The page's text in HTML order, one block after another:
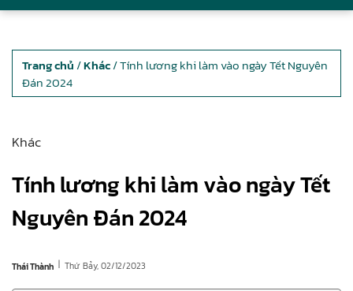
Trang chủ /Khác/ Tính lương khi làm vào ngày Tết Nguyên
Đán 2024
Khác
Tính lương khi làm vào ngày Tết
Nguyên Đán 2024
Thái Thành | Thứ Bảy, 02/12/2023